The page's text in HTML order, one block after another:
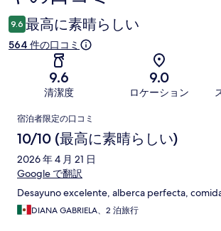
ミ
9.6 最高に素晴らしい
564 件の口コミ
9.6
清潔度
9.0
ロケーション
口
コ
ミ
宿泊者限定の口コミ
10/10 (最高に素晴らしい)
2026 年 4 月 21 日
Google で翻訳
Desayuno excelente, alberca perfecta,
DIANA GABRIELA、2 泊旅行